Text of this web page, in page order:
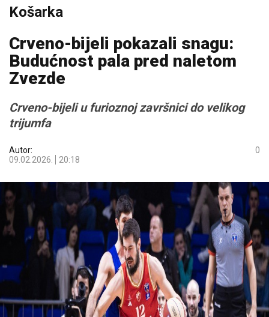
Košarka
Crveno-bijeli pokazali snagu:
Budućnost pala pred naletom
Zvezde
Crveno-bijeli u furioznoj završnici do velikog
trijumfa
Autor:
09.02.2026.
20:18
0